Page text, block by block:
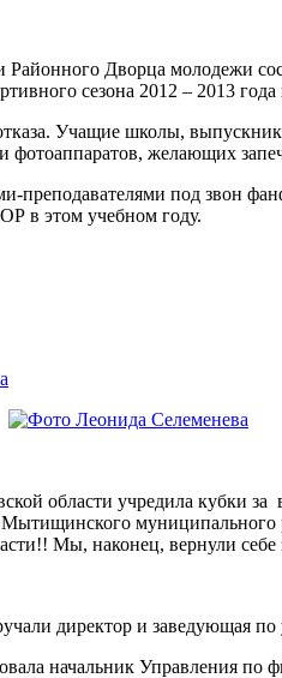
Районного Дворца молодежи
сезона 2012 – 2013
Учащие школы,
желающих
преподавателями под звон
в этом учебном году.
области учредила кубки
муниципального
Мы, наконец, вернули
директор и
начальник Управления